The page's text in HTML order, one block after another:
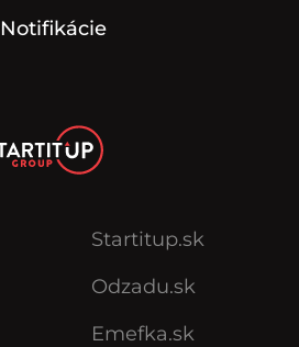
Notifikácie
Startitup.sk
Odzadu.sk
Emefka.sk